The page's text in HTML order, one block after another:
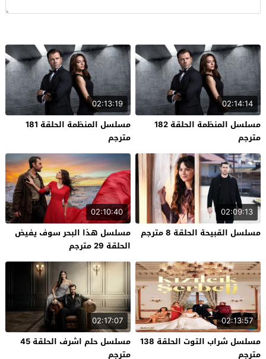
02:14:14
مسلسل المنظمة الحلقة 182
مترجم
02:13:19
مسلسل المنظمة الحلقة 181
مترجم
02:09:13
مسلسل القبيحة الحلقة 8 مترجم
02:10:40
مسلسل هذا البحر سوف يفيض
الحلقة 29 مترجم
02:13:57
مسلسل شراب التوت الحلقة 138
مترجم
02:17:07
مسلسل حلم اشرف الحلقة 45
مترجم